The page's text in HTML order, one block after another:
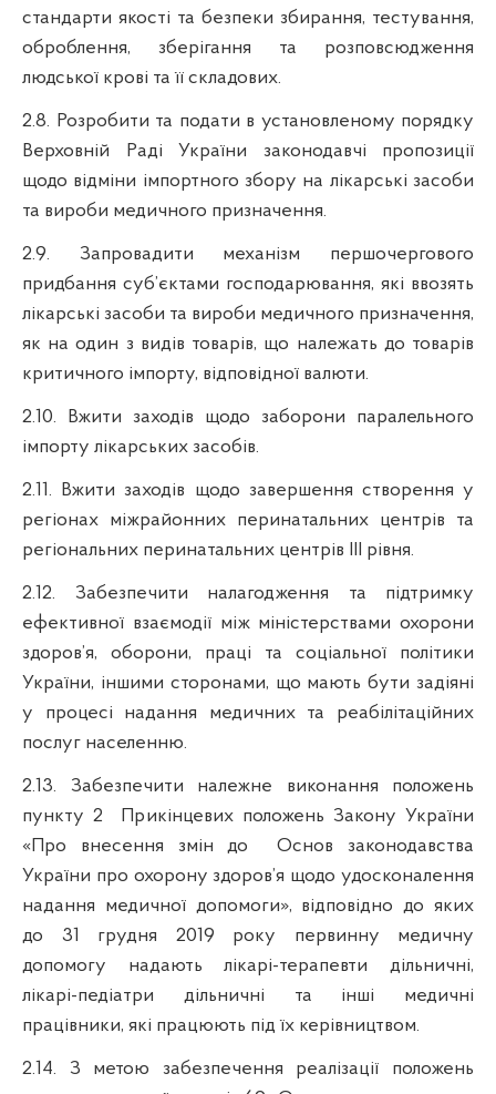
стандарти якості та безпеки збирання, тестування,
оброблення, зберігання та розповсюдження
людської крові та її складових.
2.8. Розробити та подати в установленому порядку
Верховній Раді України законодавчі пропозиції
щодо відміни імпортного збору на лікарські засоби
та вироби медичного призначення.
2.9. Запровадити механізм першочергового
придбання суб’єктами господарювання, які ввозять
лікарські засоби та вироби медичного призначення,
як на один з видів товарів, що належать до товарів
критичного імпорту, відповідної валюти.
2.10. Вжити заходів щодо заборони паралельного
імпорту лікарських засобів.
2.11. Вжити заходів щодо завершення створення у
регіонах міжрайонних перинатальних центрів та
регіональних перинатальних центрів ІІІ рівня.
2.12. Забезпечити налагодження та підтримку
ефективної взаємодії між міністерствами охорони
здоров’я, оборони, праці та соціальної політики
України, іншими сторонами, що мають бути задіяні
у процесі надання медичних та реабілітаційних
послуг населенню.
2.13. Забезпечити належне виконання положень
пункту 2 Прикінцевих положень Закону України
«Про внесення змін до Основ законодавства
України про охорону здоров’я щодо удосконалення
надання медичної допомоги», відповідно до яких
до 31 грудня 2019 року первинну медичну
допомогу надають лікарі-терапевти дільничні,
лікарі-педіатри дільничні та інші медичні
працівники, які працюють під їх керівництвом.
2.14. З метою забезпечення реалізації положень